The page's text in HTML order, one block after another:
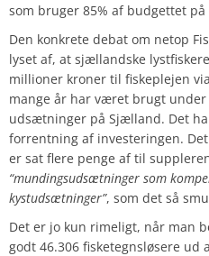
som bruger 85% af budgettet på
Den konkrete debat om netop
lyset af, at sjællandske
millioner kroner til fiskeplejen
mange år har været brugt
udsætninger på Sjælland. Det
forrentning af investeringen.
er sat flere penge af til
“mundingsudsætninger som
kystudsætninger”, som det så
Det er jo kun rimeligt, når man
godt 46.306 fisketegnsløsere ud